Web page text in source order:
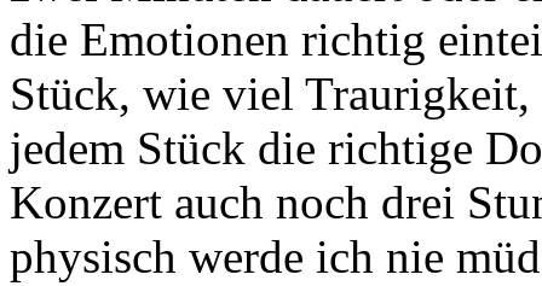
die Emotionen richtig
Stück, wie viel
jedem Stück die richtige
Konzert auch noch drei
physisch werde ich nie